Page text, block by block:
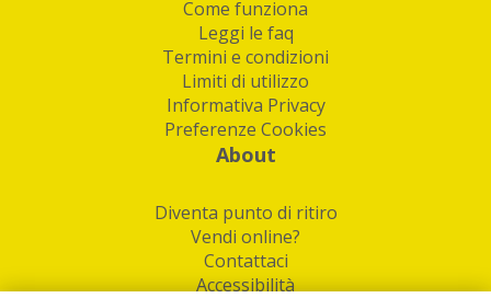
Come funziona
Leggi le faq
Termini e condizioni
Limiti di utilizzo
Informativa Privacy
Preferenze Cookies
About
Diventa punto di ritiro
Vendi online?
Contattaci
Accessibilità